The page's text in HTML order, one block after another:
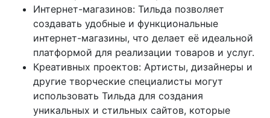
Интернет-магазинов: Тильда позволяет
создавать удобные и функциональные
интернет-магазины, что делает её идеальной
платформой для реализации товаров и услуг.
Креативных проектов: Артисты, дизайнеры и
другие творческие специалисты могут
использовать Тильда для создания
уникальных и стильных сайтов, которые